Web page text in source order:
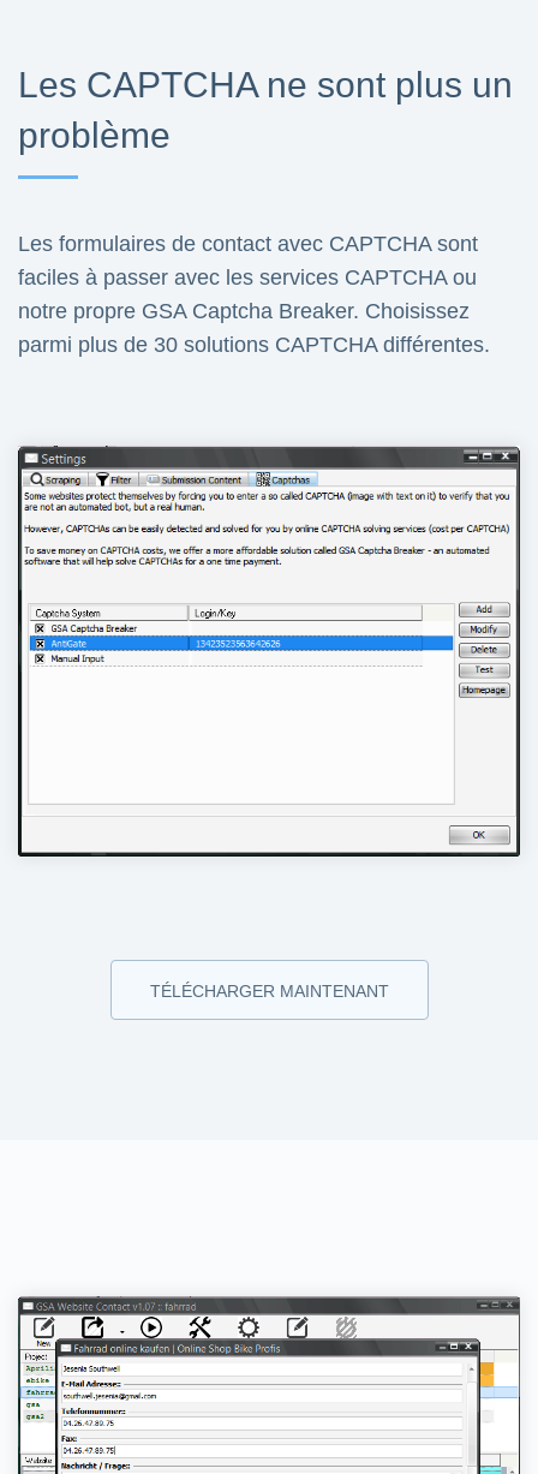
Les CAPTCHA ne sont plus un
problème
Les formulaires de contact avec CAPTCHA sont
faciles à passer avec les services CAPTCHA ou
notre propre GSA Captcha Breaker. Choisissez
parmi plus de 30 solutions CAPTCHA différentes.
TÉLÉCHARGER MAINTENANT